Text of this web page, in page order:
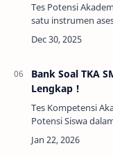
Tes Potensi
satu instrumen
mengukur
lebih objektif dan
Bank Soal TKA
Lengkap !
Tes Kompetensi
Potensi Siswa
atau Ilmu
salah satu bidang